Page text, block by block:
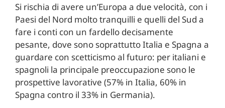
Si rischia di avere un’Europa a due velocità, con i
Paesi del Nord molto tranquilli e quelli del Sud a
fare i conti con un fardello decisamente
pesante, dove sono soprattutto Italia e Spagna a
guardare con scetticismo al futuro: per italiani e
spagnoli la principale preoccupazione sono le
prospettive lavorative (57% in Italia, 60% in
Spagna contro il 33% in Germania).